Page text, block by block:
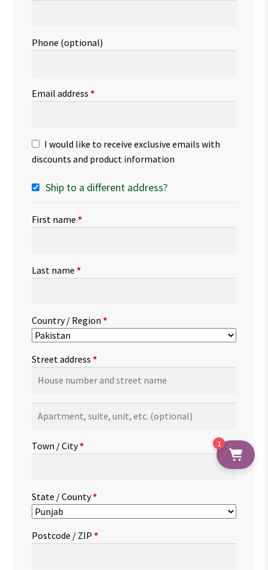
Phone (optional)
Email address *
I would like to receive exclusive emails with
discounts and product information
Ship to a different address?
First name *
Last name *
Country / Region *
Street address *
suite,
etc.(optional)
Town / City*
State / County*
Postcode / ZIP *
1